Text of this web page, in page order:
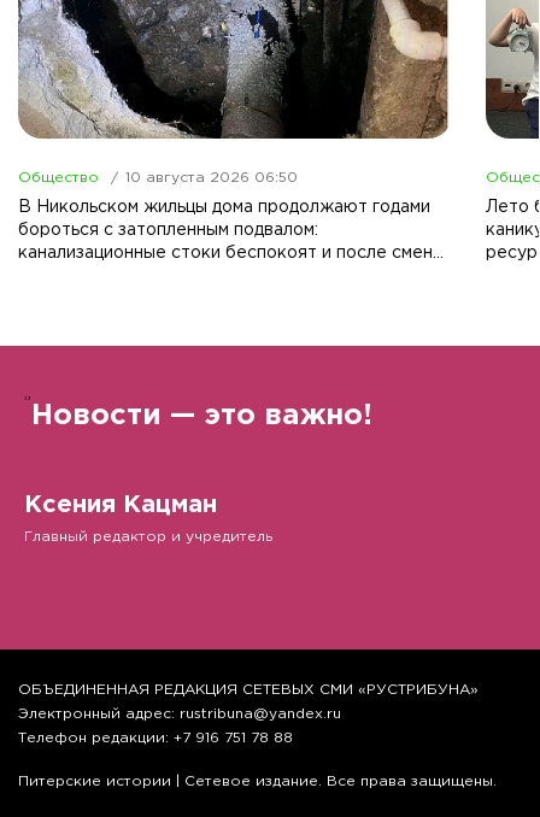
Общество 10 августа 2026 06:50
В Никольском жильцы дома продолжают годами
бороться с затопленным подвалом:
канализационные стоки беспокоят и после смены
Лето
” Новости — это важно!
Ксения Кацман
Главный редактор и учредитель
ОБЪЕДИНЕННАЯ РЕДАКЦИЯ СЕТЕВЫХ СМИ «РУСТРИБУНА»
Электронный адрес: rustribuna@yandex.ru
Телефон редакции: +7 916 751 78 88
Питерские истории | Сетевое издание. Все права защищены.